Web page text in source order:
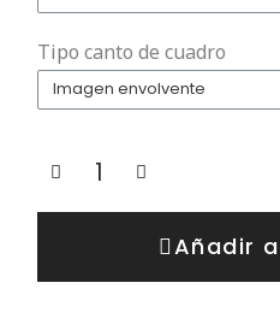
Tipo canto de cuadro
Añadir